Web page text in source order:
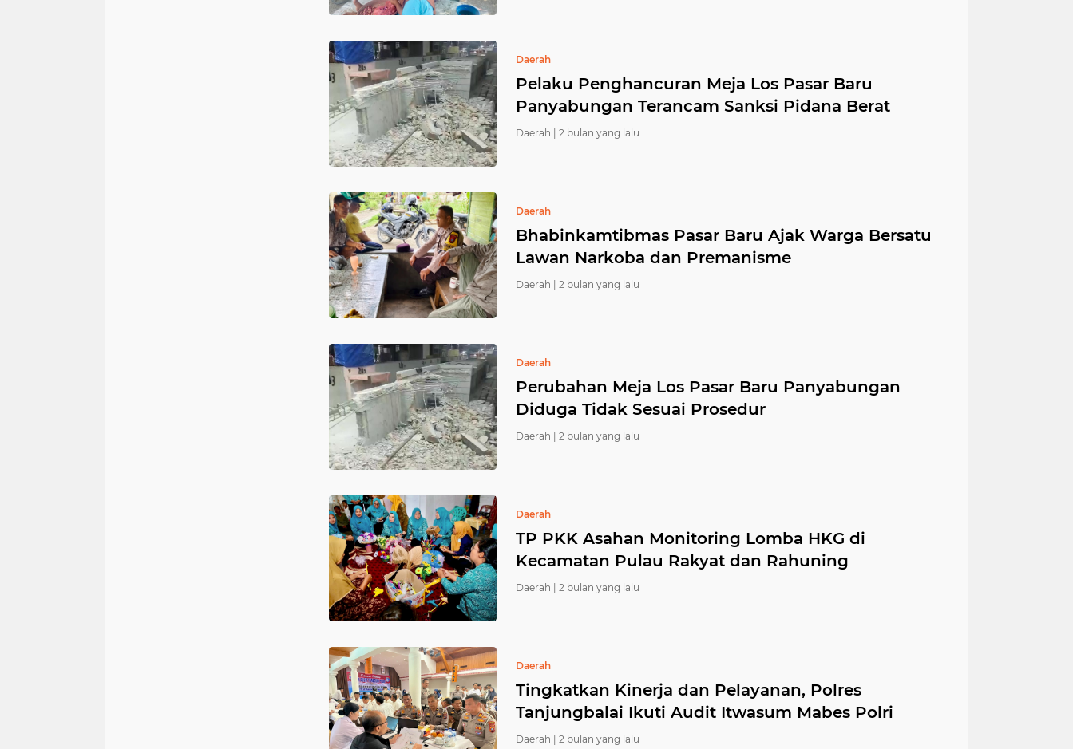
Daerah
Pelaku Penghancuran Meja Los Pasar Baru
Panyabungan Terancam Sanksi Pidana Berat
Daerah | 2 bulan yang lalu
Daerah
Bhabinkamtibmas Pasar Baru Ajak Warga Bersatu
Lawan Narkoba dan Premanisme
Daerah | 2 bulan yang lalu
Daerah
Perubahan Meja Los Pasar Baru Panyabungan
Diduga Tidak Sesuai Prosedur
Daerah | 2 bulan yang lalu
Daerah
TP PKK Asahan Monitoring Lomba HKG di
Kecamatan Pulau Rakyat dan Rahuning
Daerah | 2 bulan yang lalu
Daerah
Tingkatkan Kinerja dan Pelayanan, Polres
Tanjungbalai Ikuti Audit Itwasum Mabes Polri
Daerah | 2 bulan yang lalu